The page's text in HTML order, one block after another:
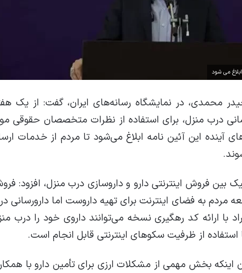
می شود
محمدی، در نمایشگاه رسانه‌های ایران، گفت: از یک
درب منزل، برای استفاده از نظرات متخصصان حقوقی
آینده این آئین نامه ابلاغ می‌شود تا مردم از خدمات
بین فروش اینترنتی دارو و داروسازی درب منزل، افزود:
مردم به فضای اینترنت برای تهیه داروست اما دارورسانی
با ارائه کد رهگیری نسخه می‌توانند داروی خود را درب
استفاده از ظرفیت سکوهای اینترنتی قابل انجام است.
اینکه بخش مهمی از مشکلات ارزی برای تأمین دارو با